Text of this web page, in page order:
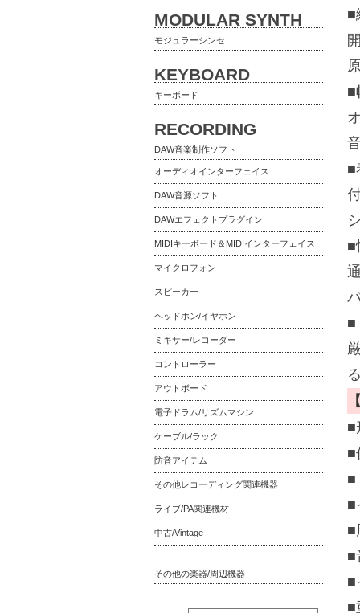
■
■
■
■
■
■
■
■
■
■
■
■
■
MODULAR SYNTH
モジュラーシンセ
KEYBOARD
キーボード
RECORDING
DAW音楽制作ソフト
オーディオインターフェイス
DAW音源ソフト
DAWエフェクトプラグイン
MIDIキーボード＆MIDIインターフェイス
マイクロフォン
スピーカー
ヘッドホン/イヤホン
ミキサー/レコーダー
コントローラー
アウトボード
電子ドラム/リズムマシン
ケーブル/ラック
防音アイテム
その他レコーディング関連機器
ライブ/PA関連機材
中古/Vintage
その他の楽器/周辺機器